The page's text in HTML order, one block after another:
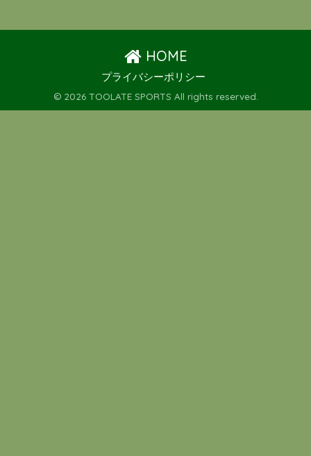
HOME
プライバシーポリシー
© 2026 TOOLATE SPORTS All rights reserved.